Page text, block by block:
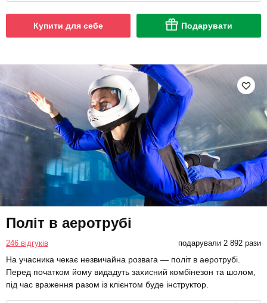
Купити для себе Подарувати
Політ в аеротрубі
246 відгуків подарували 2 892 рази
На учасника чекає незвичайна розвага — політ в аеротрубі.
Перед початком йому видадуть захисний комбінезон та шолом,
під час враження разом із клієнтом буде інструктор.